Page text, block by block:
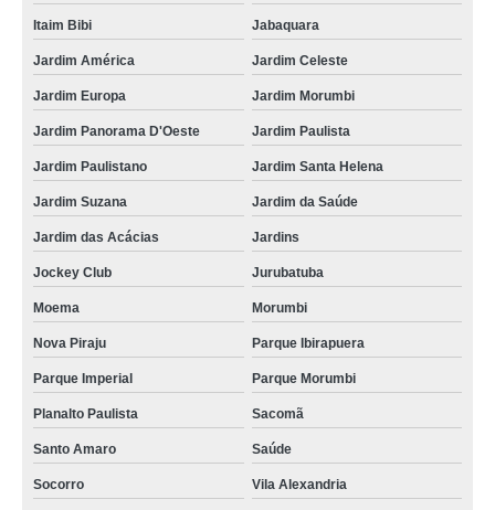
Itaim Bibi Jabaquara
Jardim América Jardim Celeste
Jardim Europa Jardim Morumbi
Jardim Panorama D'Oeste Jardim Paulista
Jardim Paulistano Jardim Santa Helena
Jardim Suzana Jardim da Saúde
Jardim das Acácias Jardins
Jockey Club Jurubatuba
Moema Morumbi
Nova Piraju Parque Ibirapuera
Parque Imperial Parque Morumbi
Planalto Paulista Sacomã
Santo Amaro Saúde
Socorro Vila Alexandria